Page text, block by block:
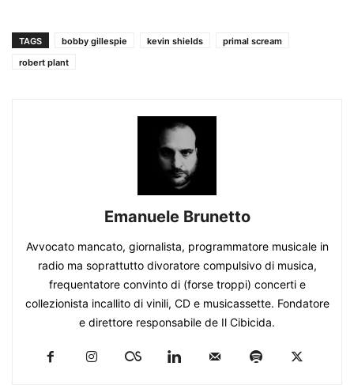
TAGS bobby gillespie kevin shields
primal scream
robert plant
Emanuele Brunetto
Avvocato mancato, giornalista, programmatore musicale in
radio ma soprattutto divoratore compulsivo di musica,
frequentatore convinto di (forse troppi) concerti e
collezionista incallito di vinili, CD e musicassette. Fondatore
e direttore responsabile de Il Cibicida.